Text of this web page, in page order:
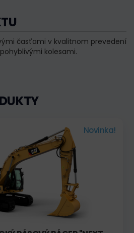
časťami v kvalitnom prevedení
kolesami.
Novinka!